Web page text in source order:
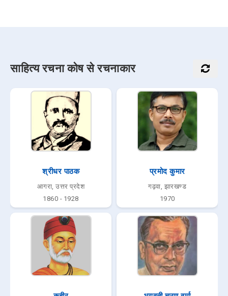
साहित्य रचना कोष से रचनाकार
श्रीधर पाठक
आगरा, उत्तर प्रदेश
1860 - 1928
प्रमोद कुमार
गढ़वा, झारखण्ड
1970